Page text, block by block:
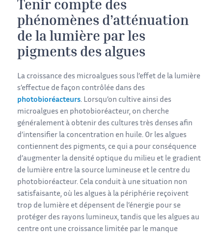
Tenir compte des
phénomènes d’atténuation
de la lumière par les
pigments des algues
La croissance des microalgues sous l’effet de la lumière
s’effectue de façon contrôlée dans des
photobioréacteurs. Lorsqu’on cultive ainsi des
microalgues en photobioréacteur, on cherche
généralement à obtenir des cultures très denses afin
d’intensifier la concentration en huile. Or les algues
contiennent des pigments, ce qui a pour conséquence
d’augmenter la densité optique du milieu et le gradient
de lumière entre la source lumineuse et le centre du
photobioréacteur. Cela conduit à une situation non
satisfaisante, où les algues à la périphérie reçoivent
trop de lumière et dépensent de l’énergie pour se
protéger des rayons lumineux, tandis que les algues au
centre ont une croissance limitée par le manque